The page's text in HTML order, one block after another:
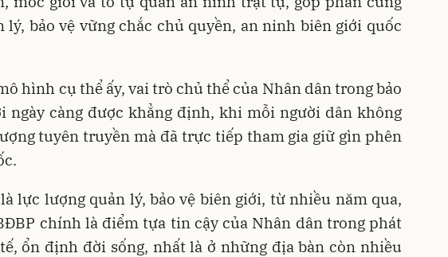
lý, bảo vệ vững chắc chủ quyền, an ninh biên giới quốc
hình cụ thể ấy, vai trò chủ thể của Nhân dân trong bảo
ngày càng được khẳng định, khi mỗi người dân không
tuyên truyền mà đã trực tiếp tham gia giữ gìn phên
lực lượng quản lý, bảo vệ biên giới, từ nhiều năm qua,
chính là điểm tựa tin cậy của Nhân dân trong phát
ổn định đời sống, nhất là ở những địa bàn còn nhiều